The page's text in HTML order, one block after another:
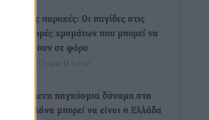
Γονικές παροχές: Οι παγίδες στις
μεταφορές χρημάτων που μπορεί να
κοστίσουν σε φόρο
πριν 13 λεπτά
Η επόμενη παγκόσμια δύναμη στα
υδροπλάνα μπορεί να είναι η Ελλάδα